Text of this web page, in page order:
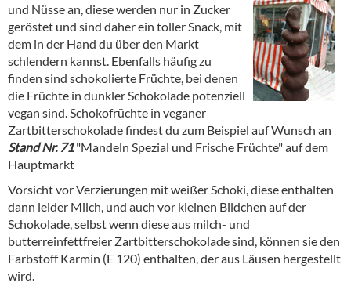
und Nüsse an, diese werden nur in Zucker
geröstet und sind daher ein toller Snack, mit
dem in der Hand du über den Markt
schlendern kannst. Ebenfalls häufig zu
finden sind schokolierte Früchte, bei denen
die Früchte in dunkler Schokolade potenziell
vegan sind. Schokofrüchte in veganer
Zartbitterschokolade findest du zum Beispiel auf Wunsch an
Stand Nr. 71"Mandeln Spezial und Frische Früchte" auf dem
Hauptmarkt
Vorsicht vor Verzierungen mit weißer Schoki, diese enthalten
dann leider Milch, und auch vor kleinen Bildchen auf der
Schokolade, selbst wenn diese aus milch- und
butterreinfettfreier Zartbitterschokolade sind, können sie den
Farbstoff Karmin (E 120) enthalten, der aus Läusen hergestellt
wird.